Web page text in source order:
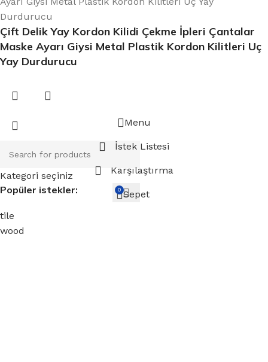
Çift Delik Yay Kordon Kilidi Çekme İpleri Çantalar
Maske Ayarı Giysi Metal Plastik Kordon Kilitleri Uç
Yay Durdurucu
Kategori seçiniz
Popüler istekler:
tile
wood
Menu
İstek Listesi
Karşılaştırma
0 Sepet